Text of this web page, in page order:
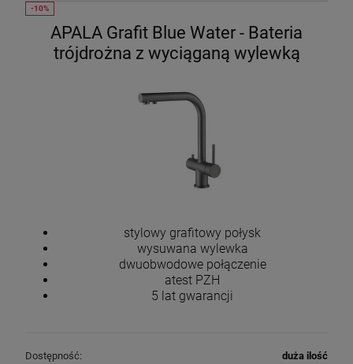
APALA Grafit Blue Water - Bateria
trójdrożna z wyciąganą wylewką
stylowy grafitowy połysk
wysuwana wylewka
dwuobwodowe połączenie
atest PZH
5 lat gwarancji
Dostępność:
duża ilość